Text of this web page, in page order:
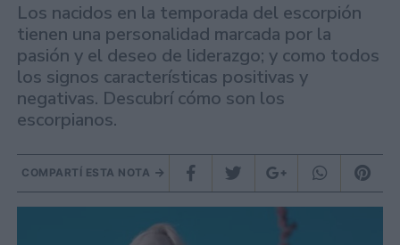
Los nacidos en la temporada del escorpión
tienen una personalidad marcada por la
pasión y el deseo de liderazgo; y como todos
los signos características positivas y
negativas. Descubrí cómo son los
escorpianos.
COMPARTÍ ESTA NOTA